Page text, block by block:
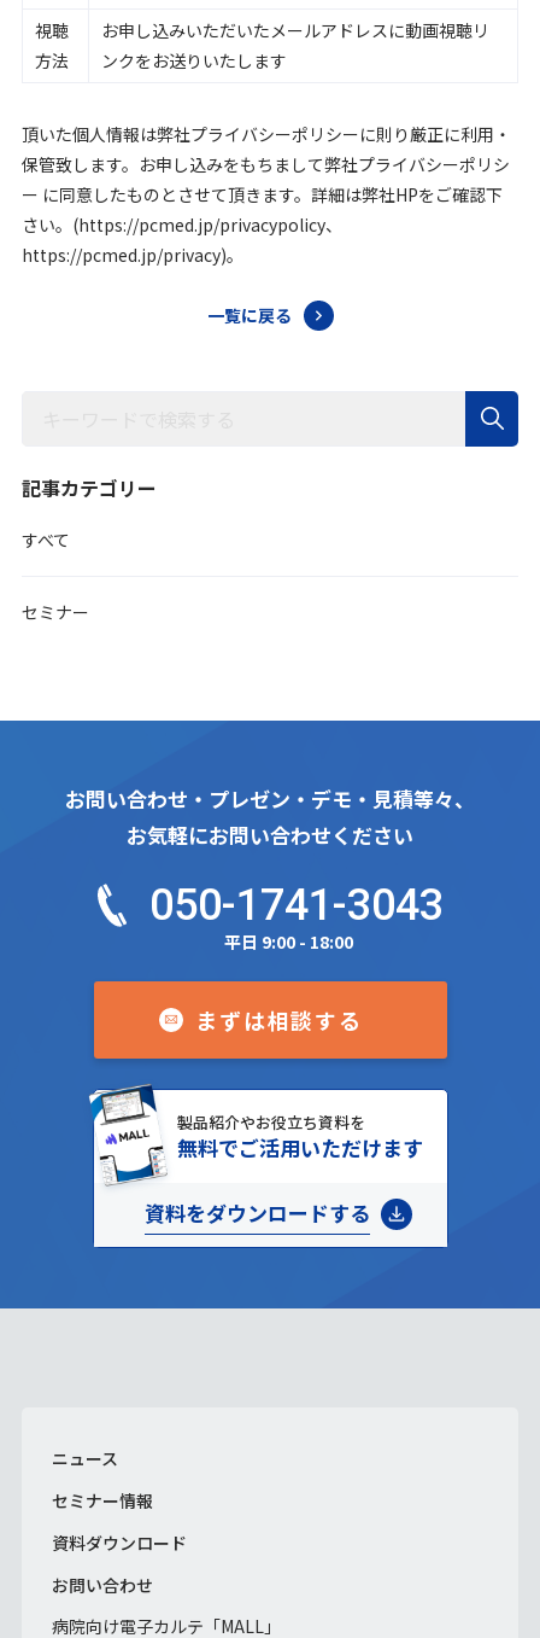
視聴
方法
お申し込みいただいたメールアドレスに動画視聴リ
ンクをお送りいたします
頂いた個人情報は弊社プライバシーポリシーに則り厳正に利用・
保管致します。お申し込みをもちまして弊社プライバシーポリシ
ー に同意したものとさせて頂きます。詳細は弊社HPをご確認下
さい。(https://pcmed.jp/privacypolicy、
https://pcmed.jp/privacy)。
一覧に戻る
記事カテゴリー
すべて
セミナー
お問い合わせ・プレゼン・デモ・見積等々、
お気軽にお問い合わせください
050-1741-3043
平日 9:00 - 18:00
まずは相談する
製品紹介やお役立ち資料を
無料でご活用いただけます
資料をダウンロードする
ニュース
セミナー情報
資料ダウンロード
お問い合わせ
病院向け電子カルテ「MALL」